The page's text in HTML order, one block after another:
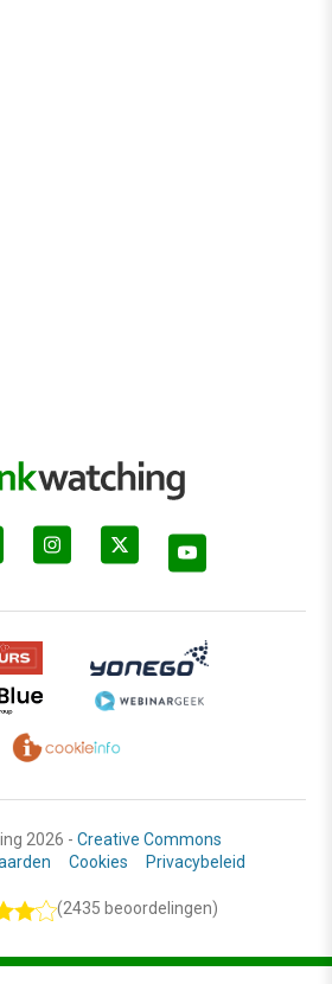
2026 - Creative Commons
Cookies Privacybeleid
(2435 beoordelingen)